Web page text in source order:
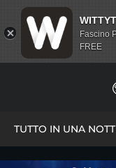
TUTTO IN UNA
Fascino
FREE